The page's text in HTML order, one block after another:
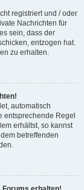
registriert und / oder
Nachrichten für
sein, dass der
entzogen hat.
zu erhalten.
automatisch
entsprechende Regel
erhältst, so kannst
betreffenden